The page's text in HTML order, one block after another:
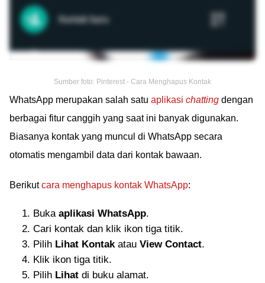
Sumber foto: Pinterest - Cara Menghapus Kontak
WhatsApp merupakan salah satu aplikasi chatting dengan
berbagai fitur canggih yang saat ini banyak digunakan.
Biasanya kontak yang muncul di WhatsApp secara
otomatis mengambil data dari kontak bawaan.
Berikutcara menghapus kontak WhatsApp:
Buka aplikasi WhatsApp.
Cari kontak dan klik ikon tiga titik.
Pilih Lihat Kontak atau View Contact.
Klik ikon tiga titik.
Pilih Lihat di buku alamat.